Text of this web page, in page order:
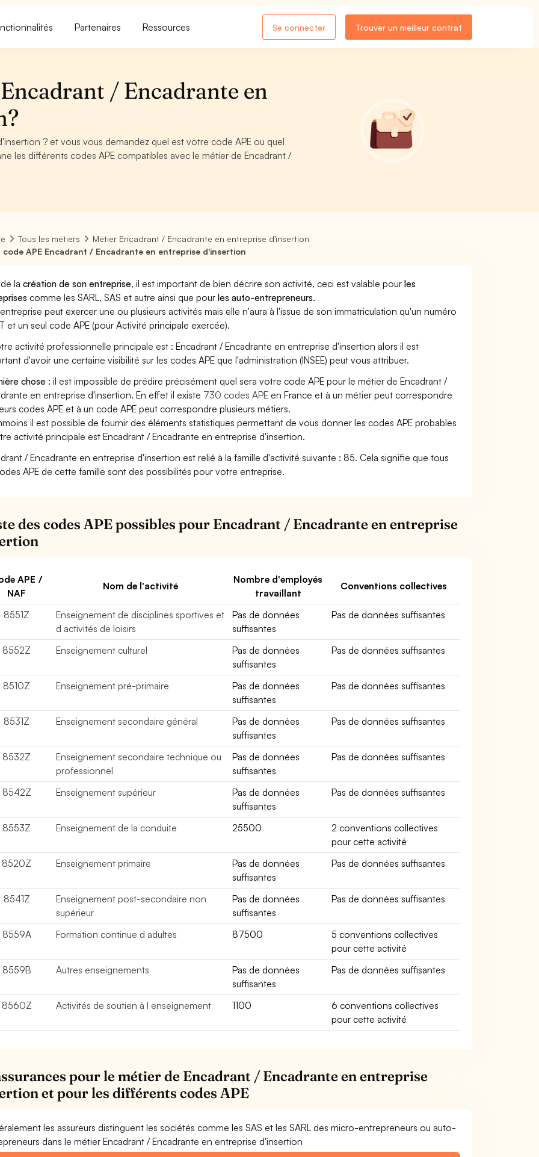
Partenaires Ressources Se connecter Trouver un meilleur contrat
/ Encadrante en
? et vous vous demandez quel est votre code APE ou quel
les différents codes APE compatibles avec le métier de Encadrant /
Tous les métiers
Métier Encadrant / Encadrante en entreprise d'insertion
code APE Encadrant / Encadrante en entreprise d'insertion
lacréation de son entreprise, il est important de bien décrire son activité, ceci est valable pourles
comme les SARL, SAS et autre ainsi que pourles auto-entrepreneurs.
peut exercer une ou plusieurs activités mais elle n'aura à l'issue de son immatriculation qu'un numéro
et un seul code APE (pour Activité principale exercée).
activité professionnelle principale est : Encadrant / Encadrante en entreprise d'insertion alors il est
d'avoir une certaine visibilité sur les codes APE que l'administration (INSEE) peut vous attribuer.
chose : il est impossible de prédire précisément quel sera votre code APE pour le métier de Encadrant /
en entreprise d'insertion. En effet il existe 730 codes APE en France et à un métier peut correspondre
codes APE et à un code APE peut correspondre plusieurs métiers.
il est possible de fournir des éléments statistiques permettant de vous donner les codes APE probables
activité principale est Encadrant / Encadrante en entreprise d'insertion.
/ Encadrante en entreprise d'insertion est relié à la famille d'activité suivante : 85. Cela signifie que tous
APE de cette famille sont des possibilités pour votre entreprise.
des codes APE possibles pour Encadrant / Encadrante en entreprise
APE /
NAF
Nom de l'activité
Nombre d'employés
travaillant
Conventions collectives
8551Z
Enseignement de disciplines sportives et
d activités de loisirs
Pas de données
suffisantes
Pas de données suffisantes
8552Z Enseignement culturel
Pas de données
suffisantes
Pas de données suffisantes
8510Z Enseignement pré-primaire
Pas de données
suffisantes
Pas de données suffisantes
8531Z Enseignement secondaire général
Pas de données
suffisantes
Pas de données suffisantes
8532Z
Enseignement secondaire technique ou
professionnel
Pas de données
suffisantes
Pas de données suffisantes
8542Z Enseignement supérieur
Pas de données
suffisantes
Pas de données suffisantes
8553Z Enseignement de la conduite 25500
2 conventions collectives
pour cette activité
8520Z
Enseignement primaire
Pas de données
suffisantes
Pas de données suffisantes
8541Z
Enseignement post-secondaire non
supérieur
Pas de données
suffisantes
Pas de données suffisantes
8559A Formation continue d adultes 87500
5 conventions collectives
pour cette activité
8559B
Autres enseignements
Pas de données
suffisantes
Pas de données suffisantes
8560Z Activités de soutien à l enseignement 1100
6 conventions collectives
pour cette activité
pour le métier de Encadrant / Encadrante en entreprise
et pour les différents codes APE
les assureurs distinguent les sociétés comme les SAS et les SARL des micro-entrepreneurs ou auto-
dans le métier Encadrant / Encadrante en entreprise d'insertion